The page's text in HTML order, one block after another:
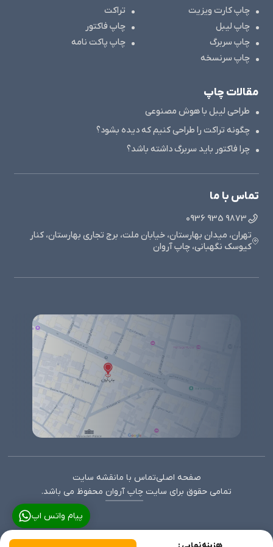
پیام واتس اپ
چاپ کارت ویزیت
تراکت
چاپ لیبل
چاپ فاکتور
چاپ سربرگ
چاپ پاکت نامه
چاپ سرنسخه
مقالات چاپ
طراحی لیبل با هوش مصنوعی
چگونه تراکت را طراحی کنیم که دیده بشود؟
چرا فاکتور باید سربرگ داشته باشد؟
تماس با ما
9873 935 0936
تهران، میدان بهارستان، خیابان ملت، برج تجاری بهارستان، کنار
کیوسک نگهبانی، چاپ آروان
صفحه اصلیتماس با مانقشه سایت
تمامی حقوق برای سایت چاپ آروان محفوظ می باشد.